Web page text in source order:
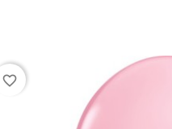
favorite_border